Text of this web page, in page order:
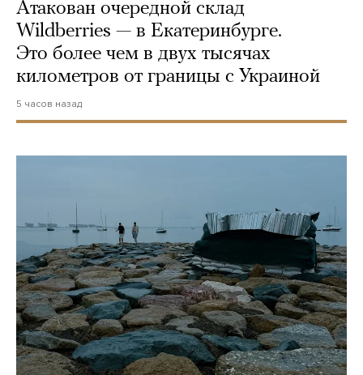
Атакован очередной склад
Wildberries — в Екатеринбурге.
Это более чем в двух тысячах
километров от границы с Украиной
5 часов назад